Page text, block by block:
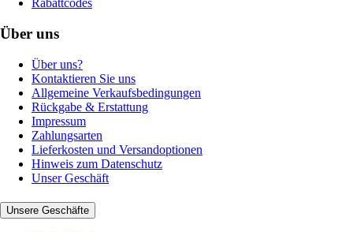
Rabattcodes
Über uns
Über uns?
Kontaktieren Sie uns
Allgemeine Verkaufsbedingungen
Rückgabe & Erstattung
Impressum
Zahlungsarten
Lieferkosten und Versandoptionen
Hinweis zum Datenschutz
Unser Geschäft
Unsere Geschäfte